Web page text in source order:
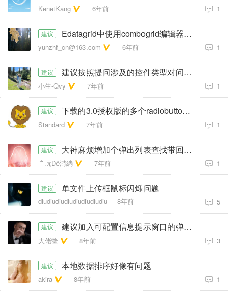
KenetKang 6年前 1
建议 Edatagrid中使用combogrid编辑器不能回显
yunzhf_cn@163.com 6年前 1
建议 建议按照提问涉及的控件类型对问题进行分类
小生-Qvy 7年前 1
建议 下载的3.0授权版的多个radiobutton相同name，还是能多选。
Standard 7年前 1
建议 大神麻烦增加个弹出列表查找带回功能
⺌玩Dě溡緔 7年前 1
建议 单文件上传框鼠标闪烁问题
diudiudiudiudiudiudiudiu 8年前 5
建议 建议加入可配置信息提示窗口的弹出位置
大佬鳖 8年前 3
建议 本地数据排序好像有问题
akira 8年前 1